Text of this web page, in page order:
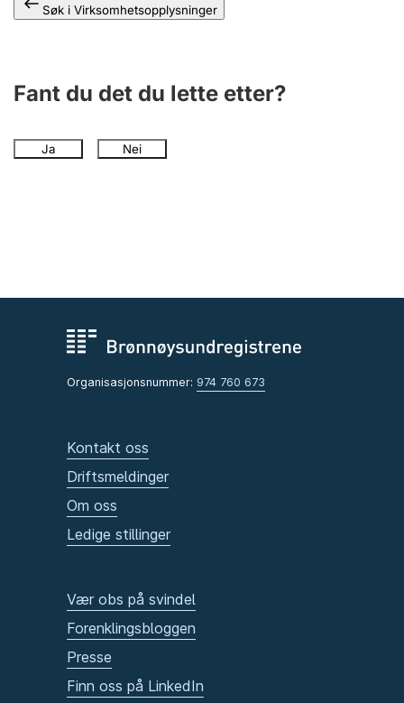
Søk i Virksomhetsopplysninger
Fant du det du lette etter?
Ja Nei
Organisasjonsnummer: 974 760 673
Kontakt oss
Driftsmeldinger
Om oss
Ledige stillinger
Vær obs på svindel
Forenklingsbloggen
Presse
Finn oss på LinkedIn